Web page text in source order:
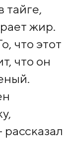
тайге,
жир.
что этот
что он